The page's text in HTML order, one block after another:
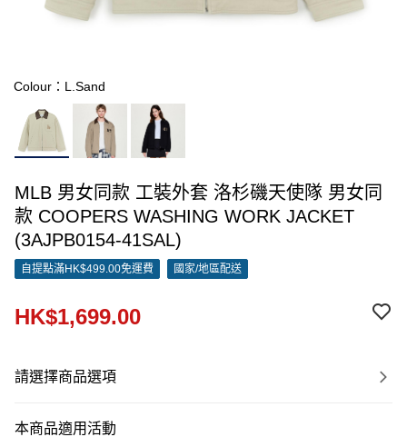
Colour：L.Sand
MLB 男女同款 工裝外套 洛杉磯天使隊 男女同
款 COOPERS WASHING WORK JACKET
(3AJPB0154-41SAL)
自提點滿HK$499.00免運費 國家/地區配送
HK$1,699.00
請選擇商品選項
本商品適用活動